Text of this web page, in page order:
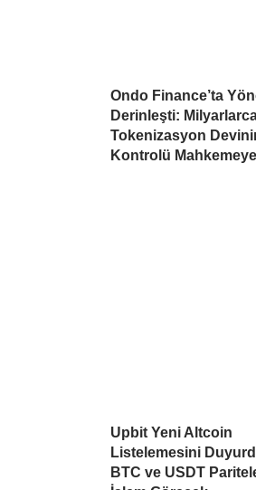
Ondo Finance’ta
Derinleşti:
Tokenizasyon
Kontrolü Mahkemeye
Upbit Yeni Altcoin
Listelemesini
BTC ve USDT